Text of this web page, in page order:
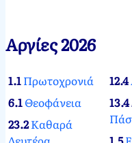
Αργίες 2026
1.1Πρωτοχρονιά
6.1Θεοφάνεια
23.2Καθαρά
12.4
13.4